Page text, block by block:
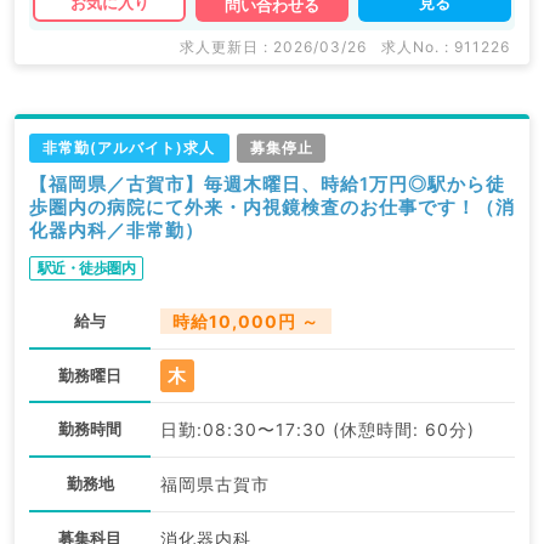
問い合わせる
求人更新日 : 2026/03/26 求人No. : 911226
非常勤(アルバイト)求人 募集停止
【福岡県／古賀市】毎週木曜日、時給1万円◎駅から徒
歩圏内の病院にて外来・内視鏡検査のお仕事です！（消
化器内科／非常勤）
駅近・徒歩圏内
給与 時給10,000円 ～
勤務曜日 木
勤務時間 日勤:08:30〜17:30 (休憩時間: 60分)
勤務地 福岡県古賀市
募集科目 消化器内科